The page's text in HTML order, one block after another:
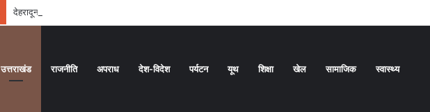
देहरादून : दून में आज बारिश से हल्की राहत। चार जिलों में येलो अलर्ट
उत्तराखंड राजनीति अपराध देश-विदेश पर्यटन यूथ शिक्षा खेल सामाजिक स्वास्थ्य